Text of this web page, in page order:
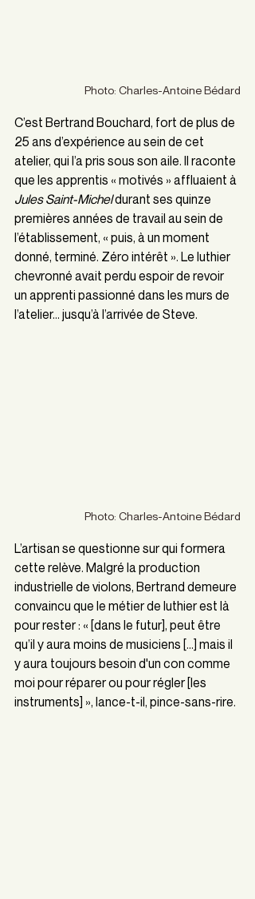
Photo: Charles-Antoine Bédard
C’est Bertrand Bouchard, fort de plus de
25 ans d’expérience au sein de cet
atelier, qui l’a pris sous son aile. Il raconte
que les apprentis « motivés » affluaient à
Jules Saint-Michel durant ses quinze
premières années de travail au sein de
l’établissement, « puis, à un moment
donné, terminé. Zéro intérêt ». Le luthier
chevronné avait perdu espoir de revoir
un apprenti passionné dans les murs de
l’atelier… jusqu’à l’arrivée de Steve.
Photo: Charles-Antoine Bédard
L’artisan se questionne sur qui formera
cette relève. Malgré la production
industrielle de violons, Bertrand demeure
convaincu que le métier de luthier est là
pour rester : « [dans le futur], peut être
qu’il y aura moins de musiciens [...] mais il
y aura toujours besoin d'un con comme
moi pour réparer ou pour régler [les
instruments] », lance-t-il, pince-sans-rire.